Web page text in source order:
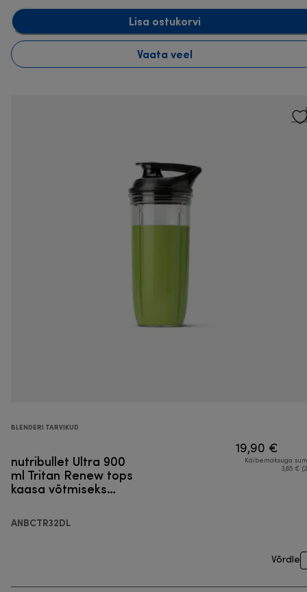
Lisa ostukorvi
Vaata veel
BLENDERI TARVIKUD
nutribullet Ultra 900
ml Tritan Renew tops
kaasa võtmiseks
ANBCTR32DL
19,90 €
Käibemaksuga
3,85 €
Võrdle